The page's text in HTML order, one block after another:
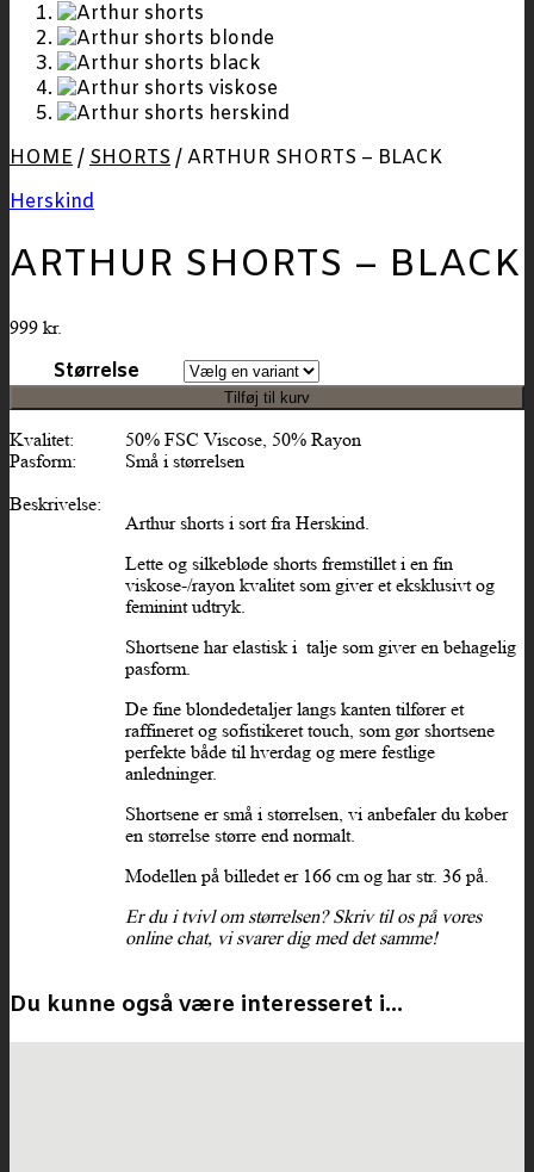
HOME / SHORTS /ARTHUR SHORTS – BLACK
Herskind
ARTHUR SHORTS – BLACK
999 kr.
Størrelse
Tilføj til kurv
Kvalitet:
Pasform:
Beskrivelse:
50% FSC Viscose, 50% Rayon
Små i størrelsen
Arthur shorts i sort fra Herskind.
Lette og silkebløde shorts fremstillet i en fin
viskose-/rayon kvalitet som giver et eksklusivt og
feminint udtryk.
Shortsene har elastisk i talje som giver en behagelig
pasform.
De fine blondedetaljer langs kanten tilfører et
raffineret og sofistikeret touch, som gør shortsene
perfekte både til hverdag og mere festlige
anledninger.
Shortsene er små i størrelsen, vi anbefaler du køber
en størrelse større end normalt.
Modellen på billedet er 166 cm og har str. 36 på.
Er du i tvivl om størrelsen? Skriv til os på vores
online chat, vi svarer dig med det samme!
Du kunne også være interesseret i…